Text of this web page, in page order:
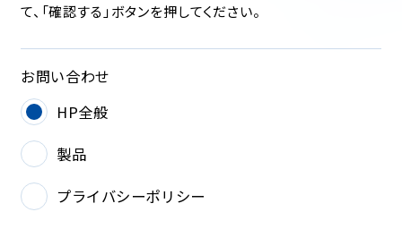
て、「確認する」ボタンを押してください。
お問い合わせ
HP全般
製品
プライバシーポリシー